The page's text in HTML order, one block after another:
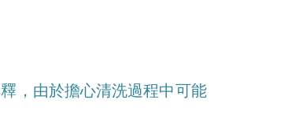
，由於擔心清洗過程中可能